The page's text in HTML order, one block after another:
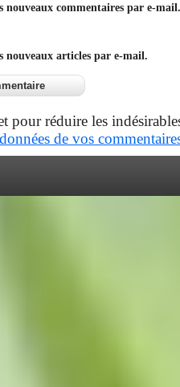
nouveaux commentaires par e-mail.
nouveaux articles par e-mail.
pour réduire les
de vos